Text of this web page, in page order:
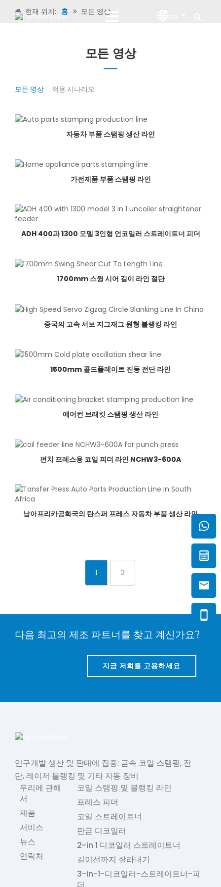
현재 위치: 홈 모든 영상
모든 영상
모든 영상 적용 시나리오
자동차 부품 스탬핑 생산 라인
가전제품 부품 스탬핑 라인
ADH 400과 1300 모델 3인형 언코일러 스트레이트너 피더
1700mm 스윙 시어 길이 라인 절단
중국의 고속 서보 지그재그 원형 블랭킹 라인
1500mm 콜드플레이트 진동 전단 라인
에어컨 브래킷 스탬핑 생산 라인
펀치 프레스용 코일 피더 라인 NCHW3-600A
남아프리카공화국의 탄스퍼 프레스 자동차 부품 생산 라인
1 2
다음 최고의 제조 파트너를 찾고 계신가요?
지금 저희를 고용하세요
연구개발 생산 및 판매에 집중: 금속 코일 스탬핑, 전
단, 레이저 블랭킹 및 기타 자동 장비
우리에 관해
서
제품
서비스
뉴스
연락처
코일 스탬핑 및 블랭킹 라인
프레스 피더
코일 스트레이트너
판금 디코일러
2-in 1 디코일러 스트레이트너
길이선까지 잘라내기
3-in-1-디코일러-스트레이트너-피